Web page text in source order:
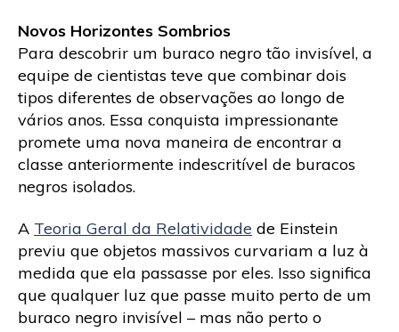
Novos Horizontes Sombrios
Para descobrir um buraco negro tão invisível, a
equipe de cientistas teve que combinar dois
tipos diferentes de observações ao longo de
vários anos. Essa conquista impressionante
promete uma nova maneira de encontrar a
classe anteriormente indescritível de buracos
negros isolados.
A Teoria Geral da Relatividade de Einstein
previu que objetos massivos curvariam a luz à
medida que ela passasse por eles. Isso significa
que qualquer luz que passe muito perto de um
buraco negro invisível – mas não perto o